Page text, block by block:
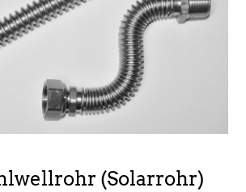
(Solarrohr)